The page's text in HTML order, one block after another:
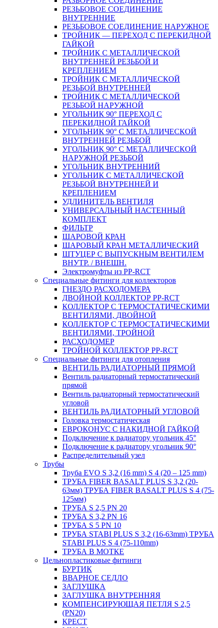
РЕЗЬБОВОЕ СОЕДИНЕНИЕ
ВНУТРЕННИЕ
РЕЗЬБОВОЕ СОЕДИНЕНИЕ НАРУЖНОЕ
ТРОЙНИК — ПЕРЕХОД С ПЕРЕКИДНОЙ
ГАЙКОЙ
ТРОЙНИК С МЕТАЛЛИЧЕСКОЙ
ВНУТРЕННЕЙ РЕЗЬБОЙ И
КРЕПЛЕНИЕМ
ТРОЙНИК С МЕТАЛЛИЧЕСКОЙ
РЕЗЬБОЙ ВНУТРЕННЕЙ
ТРОЙНИК С МЕТАЛЛИЧЕСКОЙ
РЕЗЬБОЙ НАРУЖНОЙ
УГОЛЬНИК 90° ПЕРЕХОД С
ПЕРЕКИДНОЙ ГАЙКОЙ
УГОЛЬНИК 90° С МЕТАЛЛИЧЕСКОЙ
ВНУТРЕННEЙ РЕЗЬБОЙ
УГОЛЬНИК 90° С МЕТАЛЛИЧЕСКОЙ
НАРУЖНОЙ РЕЗЬБОЙ
УГОЛЬНИК ВНУТРЕННИЙ
УГОЛЬНИК С МЕТАЛЛИЧЕСКОЙ
РЕЗЬБОЙ ВНУТРЕННЕЙ И
КРЕПЛЕНИЕМ
УДЛИНИТЕЛЬ ВЕНТИЛЯ
УНИВЕРСАЛЬНЫЙ НАСТЕННЫЙ
КОМПЛЕКТ
ФИЛЬТР
ШАРОВОЙ КРАН
ШАРОВЫЙ КРАН МЕТАЛЛИЧЕСКИЙ
ШТУЦЕР С ВЫПУСКНЫМ ВЕНТИЛЕМ
ВНУТР. / ВНЕШН.
Электромуфты из PP-RCT
Специальные фитинги для коллекторов
ГНЕЗДО РАСХОДОМЕРА
ДВОЙНОЙ КОЛЛЕКТОР PP-RCT
КОЛЛЕКТОР С ТЕРМОСТАТИЧЕСКИМИ
ВЕНТИЛЯМИ, ДВОЙНОЙ
КОЛЛЕКТОР С ТЕРМОСТАТИЧЕСКИМИ
ВЕНТИЛЯМИ, ТРОЙНОЙ
РАСХОДОМЕР
ТРОЙНОЙ КОЛЛЕКТОР PP-RCT
Специальные фитинги для отопления
ВЕНТИЛЬ РАДИАТОРНЫЙ ПРЯМОЙ
Вентиль радиаторный термостатический
прямой
Вентиль радиаторный термостатический
угловой
ВЕНТИЛЬ РАДИАТОРНЫЙ УГЛОВОЙ
Головка термостатическая
ЕВРОКОНУС С НАКИДНОЙ ГАЙКОЙ
Подключение к радиатору угольник 45°
Подключение к радиатору угольник 90°
Распределительный узел
Трубы
Труба EVO S 3,2 (16 mm) S 4 (20 – 125 mm)
ТРУБА FIBER BASALT PLUS S 3,2 (20-
63мм) ТРУБА FIBER BASALT PLUS S 4 (75-
125мм)
ТРУБА S 2,5 PN 20
ТРУБА S 3,2 PN 16
ТРУБА S 5 PN 10
ТРУБА STABI PLUS S 3,2 (16-63mm) ТРУБА
STABI PLUS S 4 (75-110mm)
ТРУБА В МОТКЕ
Цельнопластиковые фитинги
БУРТИК
ВВАРНОЕ СЕДЛО
ЗАГЛУШКА
ЗАГЛУШКА ВНУТРЕННЯЯ
КОМПЕНСИРУЮЩАЯ ПЕТЛЯ S 2,5
(PN20)
КРЕСТ